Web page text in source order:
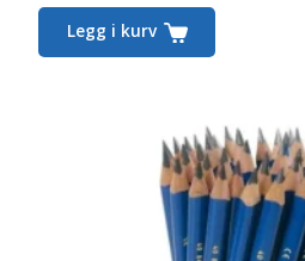
Legg i kurv